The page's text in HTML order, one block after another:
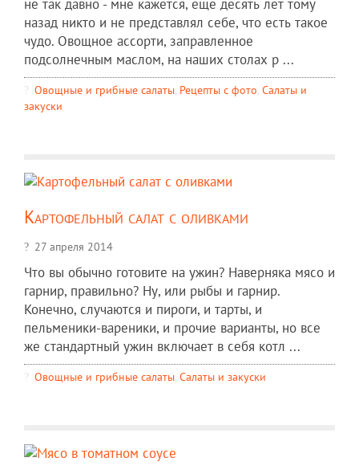
не так давно - мне кажется, еще десять лет тому
назад никто и не представлял себе, что есть такое
чудо. Овощное ассорти, заправленное
подсолнечным маслом, на наших столах р ...
Овощные и грибные салаты, Рецепты c фото, Салаты и
закуски
Картофельный салат с оливками
27 апреля 2014
Что вы обычно готовите на ужин? Наверняка мясо и
гарнир, правильно? Ну, или рыбы и гарнир.
Конечно, случаются и пироги, и тарты, и
пельменики-вареники, и прочие варианты, но все
же стандартный ужин включает в себя котл ...
Овощные и грибные салаты, Салаты и закуски